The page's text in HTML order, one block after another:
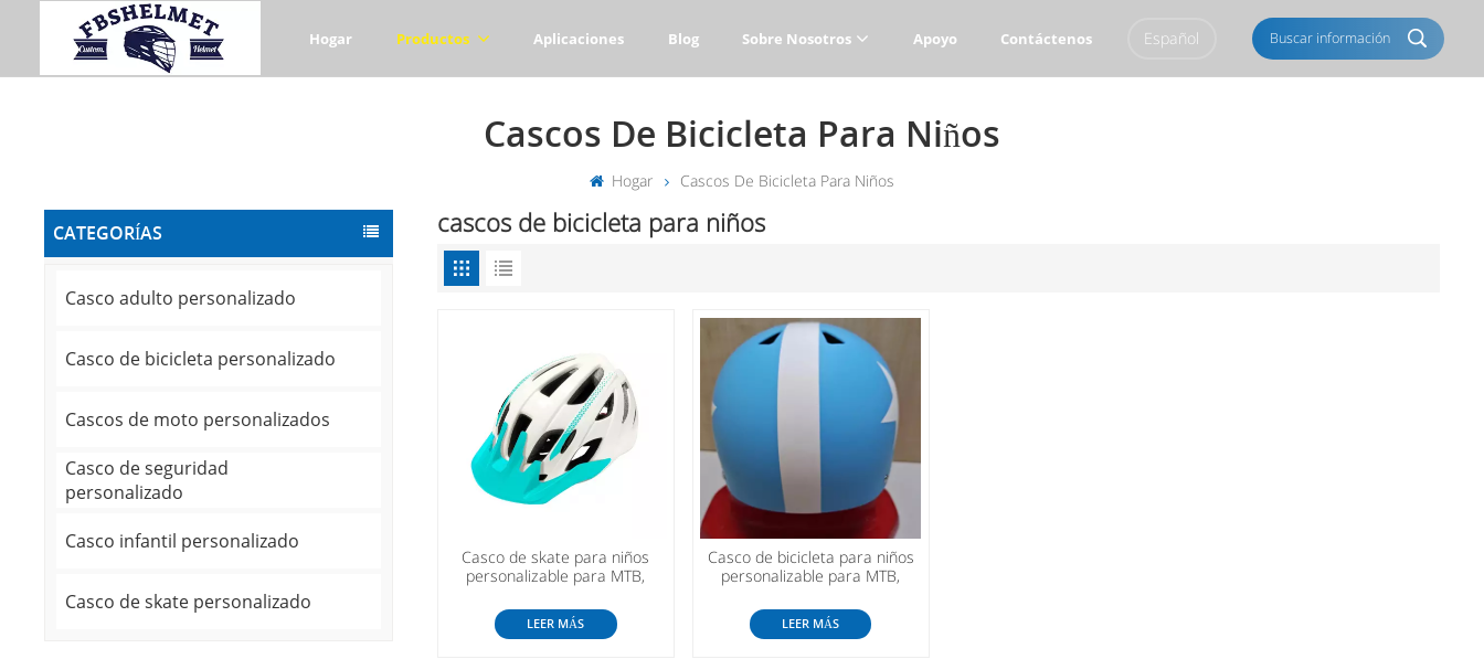
Hogar Productos Aplicaciones Blog Sobre Nosotros Apoyo Contáctenos Español Buscar información
Cascos De Bicicleta Para Niños
Hogar Cascos De Bicicleta Para Niños
CATEGORÍAS
Casco adulto personalizado
Casco de bicicleta personalizado
Cascos de moto personalizados
Casco de seguridad
personalizado
Casco infantil personalizado
Casco de skate personalizado
cascos de bicicleta para niños
Casco de skate para niños
personalizable para MTB,
LEER MÁS
Casco de bicicleta para niños
personalizable para MTB,
LEER MÁS